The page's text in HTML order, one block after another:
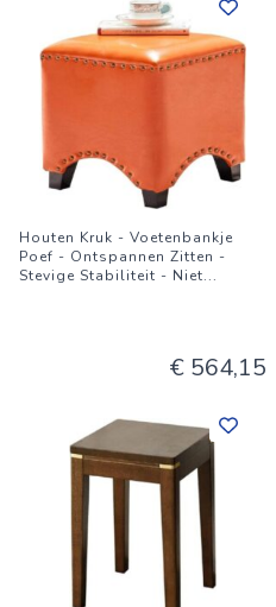
Houten Kruk - Voetenbankje
Poef - Ontspannen Zitten -
Stevige Stabiliteit - Niet...
€ 564,15